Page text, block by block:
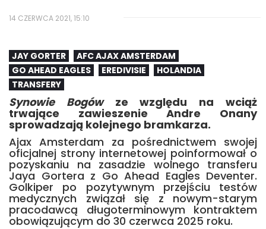
14 CZERWCA 2021, 15:10
JAY GORTER
AFC AJAX AMSTERDAM
GO AHEAD EAGLES
EREDIVISIE
HOLANDIA
TRANSFERY
Synowie Bogówze względu na wciąż
trwające zawieszenie Andre Onany
sprowadzają kolejnego bramkarza.
Ajax Amsterdam za pośrednictwem swojej
oficjalnej strony internetowej poinformował o
pozyskaniu na zasadzie wolnego transferu
Jaya Gortera z Go Ahead Eagles Deventer.
Golkiper po pozytywnym przejściu testów
medycznych związał się z nowym-starym
pracodawcą długoterminowym kontraktem
obowiązującym do 30 czerwca 2025 roku.